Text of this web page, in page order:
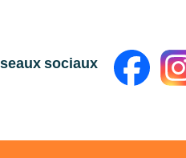
sociaux